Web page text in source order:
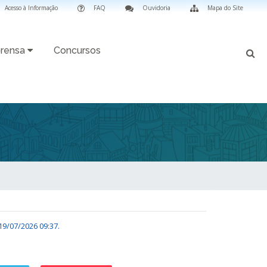
Mapa do Site
Ouvidoria
FAQ
Acesso à Informação
Concursos
07/2026 09:37.